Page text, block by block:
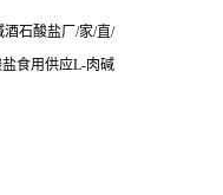
石酸盐厂/家/直/
食用供应L-肉碱